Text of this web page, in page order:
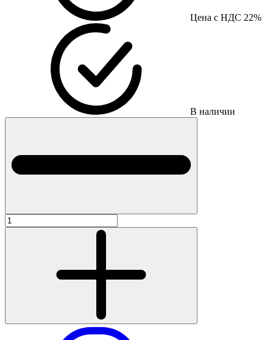
Цена с НДС 22%
В наличии